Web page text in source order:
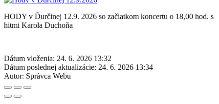
HODY v Ďurčinej 12.9. 2026 so začiatkom koncertu o 18,00 hod. s
hitmi Karola Duchoňa
Dátum vloženia: 24. 6. 2026 13:32
Dátum poslednej aktualizácie: 24. 6. 2026 13:34
Autor: Správca Webu